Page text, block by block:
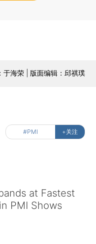
于海荣 | 版面编辑：邱祺璞
#PMI +关注
at Fastest
PMI Shows